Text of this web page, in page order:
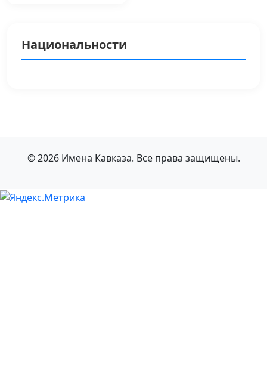
Национальности
© 2026 Имена Кавказа. Все права защищены.